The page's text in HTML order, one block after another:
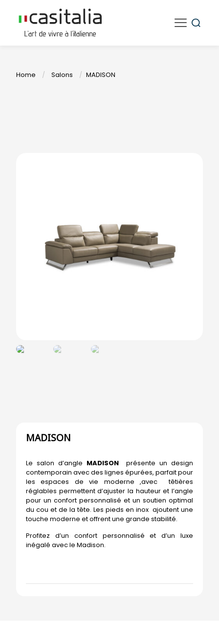
Home / Salons / MADISON
MADISON
Le salon d’angle MADISONprésente un design
contemporain avec des lignes épurées, parfait pour
les espaces de vie moderne ,avec têtières
réglables permettent d’ajuster la hauteur et l’angle
pour un confort personnalisé et un soutien optimal
du cou et de la tête. Les pieds en inox ajoutent une
touche moderne et offrent une grande stabilité.
Profitez d’un confort personnalisé et d’un luxe
inégalé avec le Madison.